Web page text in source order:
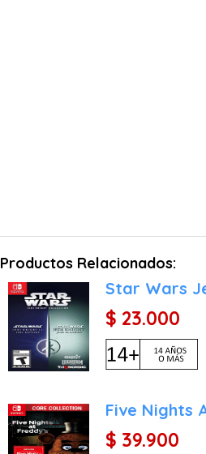
Productos Relacionados:
Star Wars
$ 23.000
Five Nights
$ 39.900